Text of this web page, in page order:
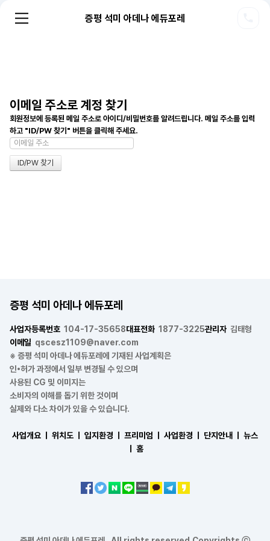
증평 석미 아데나 에듀포레
이메일 주소로 계정 찾기
회원정보에 등록된 메일 주소로 아이디/비밀번호를 알려드립니다. 메일 주소를 입력
하고 "ID/PW 찾기" 버튼을 클릭해 주세요.
증평 석미 아데나 에듀포레
사업자등록번호 104-17-35658대표전화 1877-3225관리자 김태형
이메일 qscesz1109@naver.com
※ 증평 석미 아데나 에듀포레에 기재된 사업계획은
인•허가 과정에서 일부 변경될 수 있으며
사용된 CG 및 이미지는
소비자의 이해를 돕기 위한 것이며
실제와 다소 차이가 있을 수 있습니다.
사업개요 ㅣ 위치도 ㅣ 입지환경 ㅣ 프리미엄 ㅣ 사업환경 ㅣ 단지안내 ㅣ
뉴스
홈